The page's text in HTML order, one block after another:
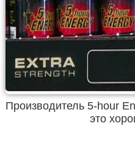
Производитель 5-hour
это